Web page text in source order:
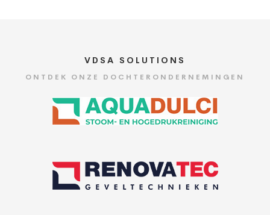
VDSA SOLUTIONS
ONTDEK ONZE DOCHTERONDERNEMINGEN